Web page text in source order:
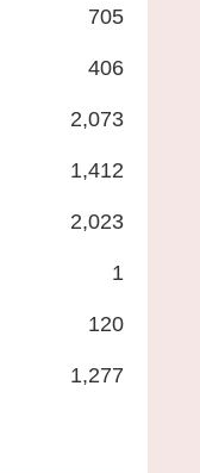
705
406
2,073
1,412
2,023
1
120
1,277